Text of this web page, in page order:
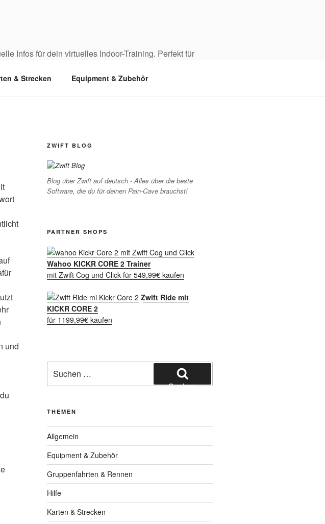
Infos für dein virtuelles Indoor-Training. Perfekt für
& Strecken Equipment & Zubehör
und
ZWIFT BLOG
Blog über Zwift auf deutsch - Alles über die beste
Software, die du für deinen Pain-Cave brauchst!
PARTNER SHOPS
Wahoo KICKR CORE 2 Trainer
mit Zwift Cog und Click für 549,99€ kaufen
Zwift Ride mit
KICKR CORE 2
für 1199,99€ kaufen
nach:
Suchen
THEMEN
Allgemein
Equipment & Zubehör
Gruppenfahrten & Rennen
Hilfe
Karten & Strecken